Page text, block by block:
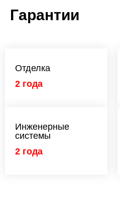
Гарантии
Отделка
2 года
Инженерные
системы
2 годаМечтаете о